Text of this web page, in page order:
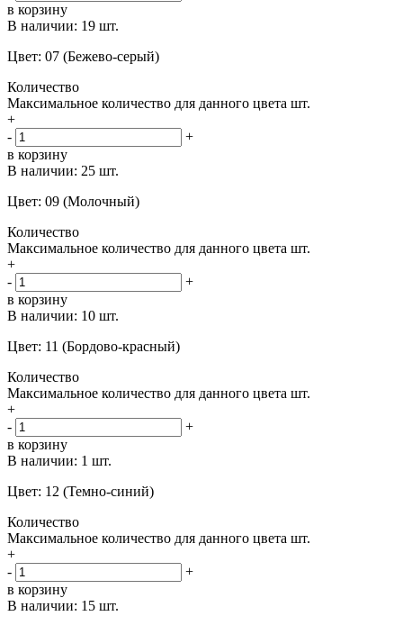
в корзину
В наличии: 19 шт.
Цвет: 07 (Бежево-серый)
Количество
Максимальное количество для данного цвета шт.
+
-
+
в корзину
В наличии: 25 шт.
Цвет: 09 (Молочный)
Количество
Максимальное количество для данного цвета шт.
+
-
+
в корзину
В наличии: 10 шт.
Цвет: 11 (Бордово-красный)
Количество
Максимальное количество для данного цвета шт.
+
-
+
в корзину
В наличии: 1 шт.
Цвет: 12 (Темно-синий)
Количество
Максимальное количество для данного цвета шт.
+
-
+
в корзину
В наличии: 15 шт.